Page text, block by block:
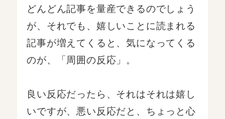
どんどん記事を量産できるのでしょう
が、それでも、嬉しいことに読まれる
記事が増えてくると、気になってくる
のが、「周囲の反応」。
良い反応だったら、それはそれは嬉し
いですが、悪い反応だと、ちょっと心